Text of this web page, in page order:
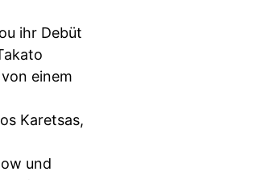
ihr Debüt
einem
Karetsas,
und